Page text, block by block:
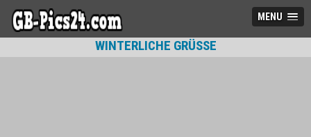
MENU
WINTERLICHE GRÜSSE